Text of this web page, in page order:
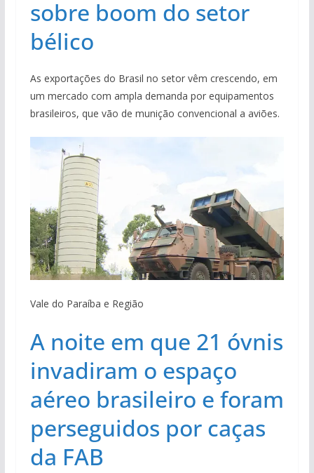
sobre boom do setor
bélico
As exportações do Brasil no setor vêm crescendo, em
um mercado com ampla demanda por equipamentos
brasileiros, que vão de munição convencional a aviões.
Vale do Paraíba e Região
A noite em que 21 óvnis
invadiram o espaço
aéreo brasileiro e foram
perseguidos por caças
da FAB